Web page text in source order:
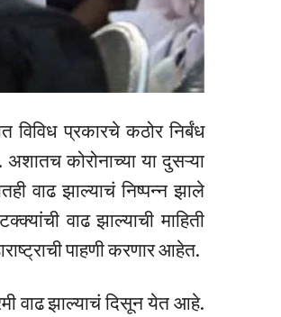
विविध प्रकारचे कठोर निर्बंध
कोरोनाच्या या दुसऱ्या
वाढ झाल्याचं निष्पन्न झाले
वाढ झाल्याची माहिती
पाहणी करणार आहेत.
वाढ झाल्याचं दिसून येत आहे.